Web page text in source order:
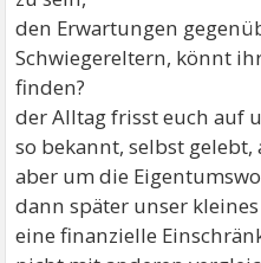
den Erwartungen
Schwiegereltern, könnt
finden?
der Alltag frisst euch auf
so bekannt, selbst
aber um die
dann später unser
eine finanzielle